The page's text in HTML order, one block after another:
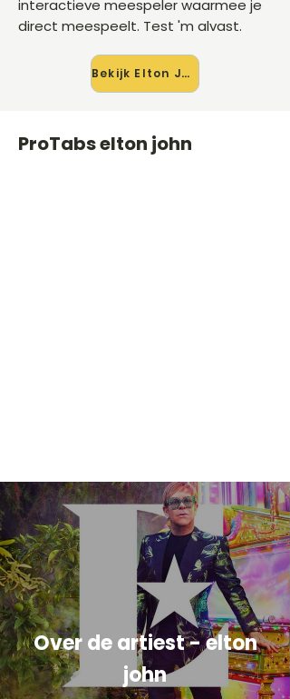
interactieve meespeler waarmee je
direct meespeelt. Test 'm alvast.
Bekijk Elton John →
ProTabs elton john
Over de artiest - elton
john